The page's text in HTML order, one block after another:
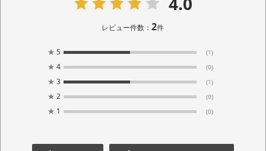
レビュー件数：2件
★ 5 (1)
★ 4 (0)
★ 3 (1)
★ 2 (0)
★ 1 (0)